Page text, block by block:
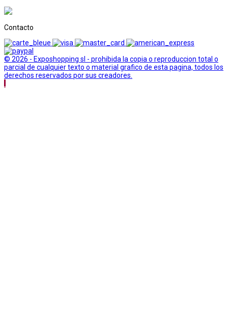
Contacto
© 2026 - Exposhopping sl - prohibida la copia o reproduccion total o
parcial de cualquier texto o material grafico de esta pagina, todos los
derechos reservados por sus creadores.